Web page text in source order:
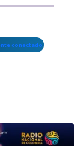
conectado